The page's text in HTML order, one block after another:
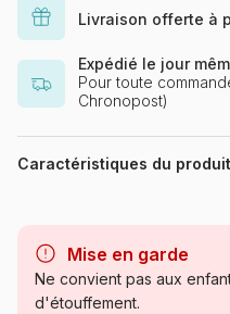
Livraison offerte à
Expédié le jour
Pour toute
Chronopost)
Caractéristiques du produit
Catégorie
Mise en garde
Ne convient pas aux
d'étouffement.